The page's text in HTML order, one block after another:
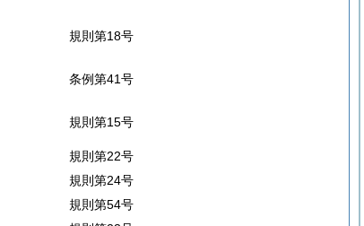
規則第18号
条例第41号
規則第15号
規則第22号
規則第24号
規則第54号